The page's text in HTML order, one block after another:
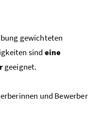
gewichteten
sind eine
geeignet.
und Bewerber